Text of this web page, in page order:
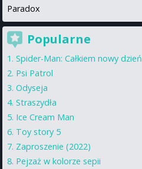
Paradox
Popularne
Spider-Man: Całkiem nowy dzień
Psi Patrol
Odyseja
Straszydła
Ice Cream Man
Toy story 5
Zaproszenie (2022)
Pejzaż w kolorze sepii